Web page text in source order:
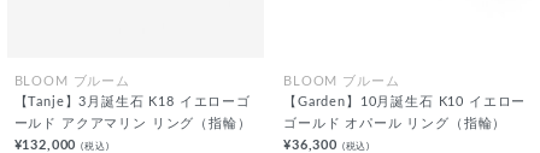
BLOOM ブルーム
【Tanje】3月誕生石 K18 イエローゴ
ールド アクアマリン リング（指輪）
¥132,000(税込)
BLOOM ブルーム
【Garden】10月誕生石 K10 イエロー
ゴールド オパール リング（指輪）
¥36,300 (税込)